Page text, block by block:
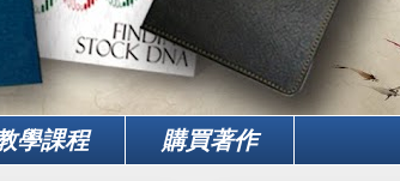
學課程 購買著作